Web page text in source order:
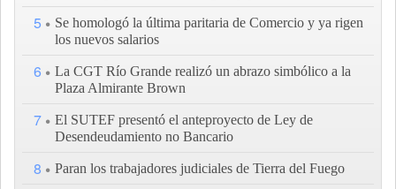
5
Se homologó la última paritaria de Comercio y ya rigen
los nuevos salarios
6
La CGT Río Grande realizó un abrazo simbólico a la
Plaza Almirante Brown
7
El SUTEF presentó el anteproyecto de Ley de
Desendeudamiento no Bancario
8 Paran los trabajadores judiciales de Tierra del Fuego